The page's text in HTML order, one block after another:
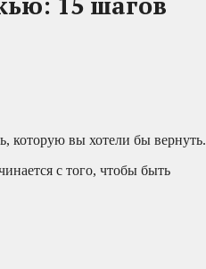
которую вы хотели бы вернуть.
с того, чтобы быть